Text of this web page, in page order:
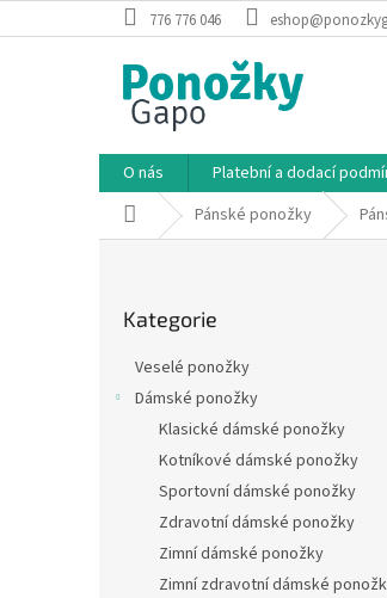
na
776 776 046
O nás Platební a dodací
Domů Pánské ponožky
kategorie
Kategorie
Veselé ponožky
Dámské ponožky
Klasické dámské ponožky
Kotníkové dámské ponožky
Sportovní dámské ponožky
Zdravotní dámské ponožky
Zimní dámské ponožky
Zimní zdravotní dámské